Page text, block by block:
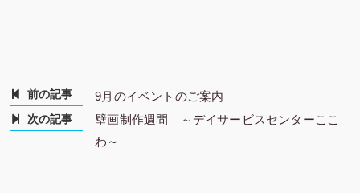
前の記事 9月のイベントのご案内
次の記事
壁画制作週間 ～デイサービスセンターここ
わ～